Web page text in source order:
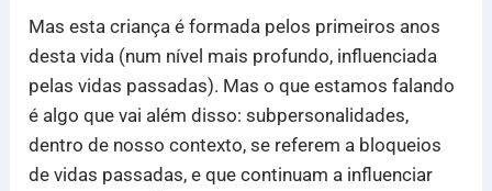
Mas esta criança é formada pelos primeiros anos
desta vida (num nível mais profundo, influenciada
pelas vidas passadas). Mas o que estamos falando
é algo que vai além disso: subpersonalidades,
dentro de nosso contexto, se referem a bloqueios
de vidas passadas, e que continuam a influenciar